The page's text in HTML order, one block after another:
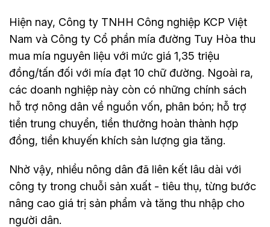
Hiện nay, Công ty TNHH Công nghiệp KCP Việt
Nam và Công ty Cổ phần mía đường Tuy Hòa thu
mua mía nguyên liệu với mức giá 1,35 triệu
đồng/tấn đối với mía đạt 10 chữ đường. Ngoài ra,
các doanh nghiệp này còn có những chính sách
hỗ trợ nông dân về nguồn vốn, phân bón; hỗ trợ
tiền trung chuyển, tiền thưởng hoàn thành hợp
đồng, tiền khuyến khích sản lượng gia tăng.
Nhờ vậy, nhiều nông dân đã liên kết lâu dài với
công ty trong chuỗi sản xuất - tiêu thụ, từng bước
nâng cao giá trị sản phẩm và tăng thu nhập cho
người dân.